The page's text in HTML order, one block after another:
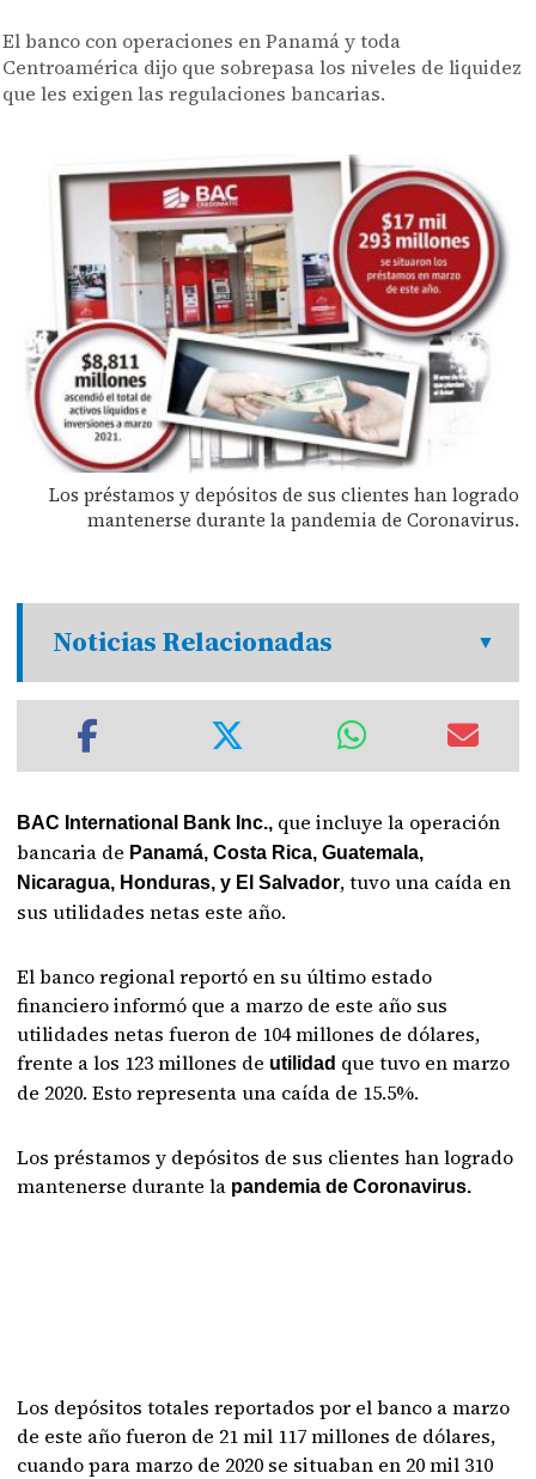
El banco con operaciones en Panamá y toda
Centroamérica dijo que sobrepasa los niveles de liquidez
que les exigen las regulaciones bancarias.
Los préstamos y depósitos de sus clientes han logrado
mantenerse durante la pandemia de Coronavirus.
Noticias Relacionadas
BAC International Bank Inc., que incluye la operación
bancaria de Panamá, Costa Rica, Guatemala,
Nicaragua, Honduras, y El Salvador, tuvo una caída en
sus utilidades netas este año.
El banco regional reportó en su último estado
financiero informó que a marzo de este año sus
utilidades netas fueron de 104 millones de dólares,
frente a los 123 millones de utilidad que tuvo en marzo
de 2020. Esto representa una caída de 15.5%.
Los préstamos y depósitos de sus clientes han logrado
mantenerse durante la pandemia de Coronavirus.
Los depósitos totales reportados por el banco a marzo
de este año fueron de 21 mil 117 millones de dólares,
cuando para marzo de 2020 se situaban en 20 mil 310